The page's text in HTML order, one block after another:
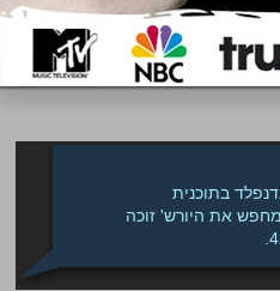
בתוכנית
מחפש את היורש' זוכה